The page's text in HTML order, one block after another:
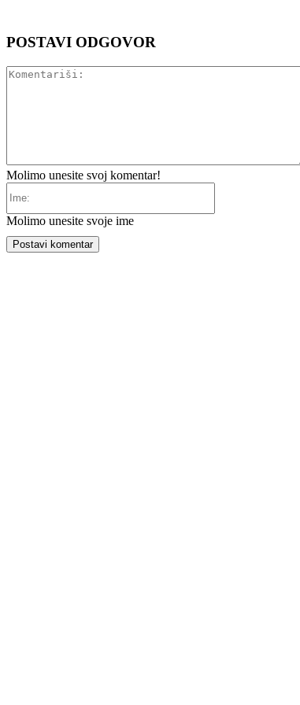
POSTAVI ODGOVOR
Molimo unesite svoj komentar!
Molimo unesite svoje ime